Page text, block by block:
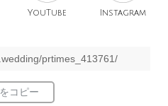
YouTube Instagram
prtimes_413761/